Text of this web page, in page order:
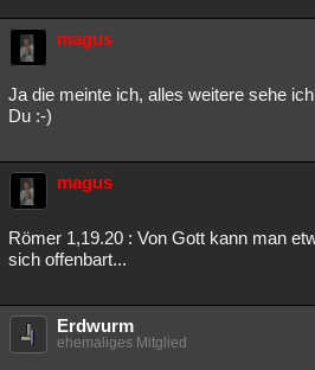
magus
Ja die meinte ich, alles weitere sehe
Du :-)
magus
Römer 1,19.20 : Von Gott kann man
sich offenbart...
Erdwurm
ehemaliges Mitglied